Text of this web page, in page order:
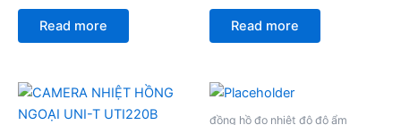
Rated
of
Read more
Rated
of
Read more
đồng hồ đo nhiệt độ độ ẩm